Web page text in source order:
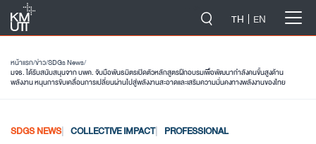
TH EN
หน้าแรก/ข่าว/SDGs News/
มจธ. ได้รับสนับสนุนจาก บพค. จับมือพันธมิตรเปิดตัวหลักสูตรฝึกอบรมเพื่อพัฒนากำลังคนขั้นสูงด้าน
พลังงาน หนุนการขับเคลื่อนการเปลี่ยนผ่านไปสู่พลังงานสะอาดและเสริมความมั่นคงทางพลังงานของไทย
SDGS NEWS COLLECTIVE IMPACT PROFESSIONAL